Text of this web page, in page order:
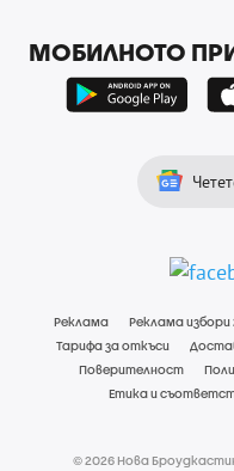
МОБИЛНОТО
Реклама Реклама избори
Тарифа за откъси
Поверителност
Етика и
© 2026 Нова